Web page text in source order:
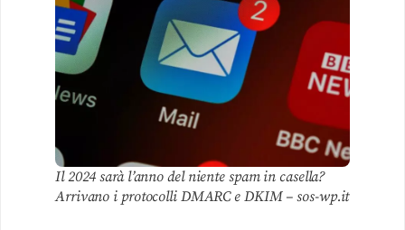
Il 2024 sarà l’anno del niente spam in casella?
Arrivano i protocolli DMARC e DKIM – sos-wp.it